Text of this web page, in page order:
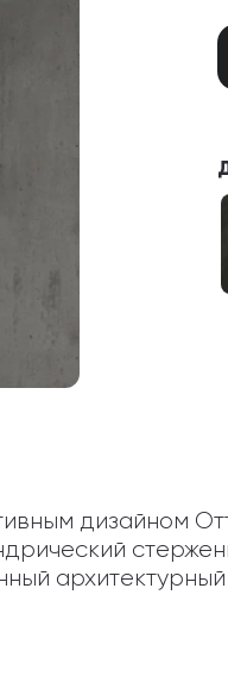
дизайном